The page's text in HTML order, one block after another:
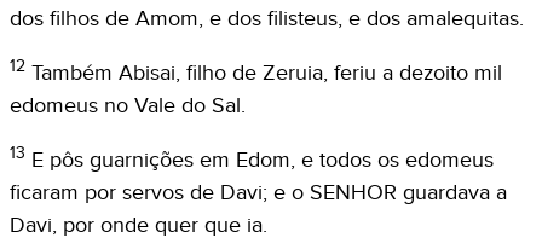
dos filhos de Amom, e dos filisteus, e dos amalequitas.
12 Também Abisai, filho de Zeruia, feriu a dezoito mil
edomeus no Vale do Sal.
13 E pôs guarnições em Edom, e todos os edomeus
ficaram por servos de Davi; e o SENHOR guardava a
Davi, por onde quer que ia.